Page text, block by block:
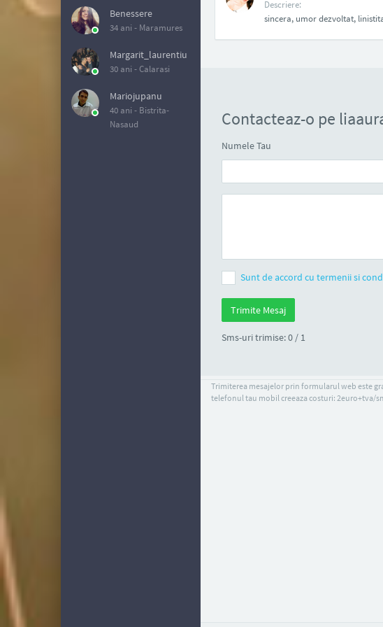
Benessere
34 ani - Maramures
Margarit_laurentiu
30 ani -Calarasi
Mariojupanu
40 ani - Bistrita-
Nasaud
Descriere:
sincera, umor dezvoltat,
Contacteaz-o pe
Numele Tau
Sunt de accord cu termenii si
Sms-uri trimise: 0 / 1
Trimiterea mesajelor prin formularul web este
telefonul tau mobil creeaza costuri: 2euro+tva/